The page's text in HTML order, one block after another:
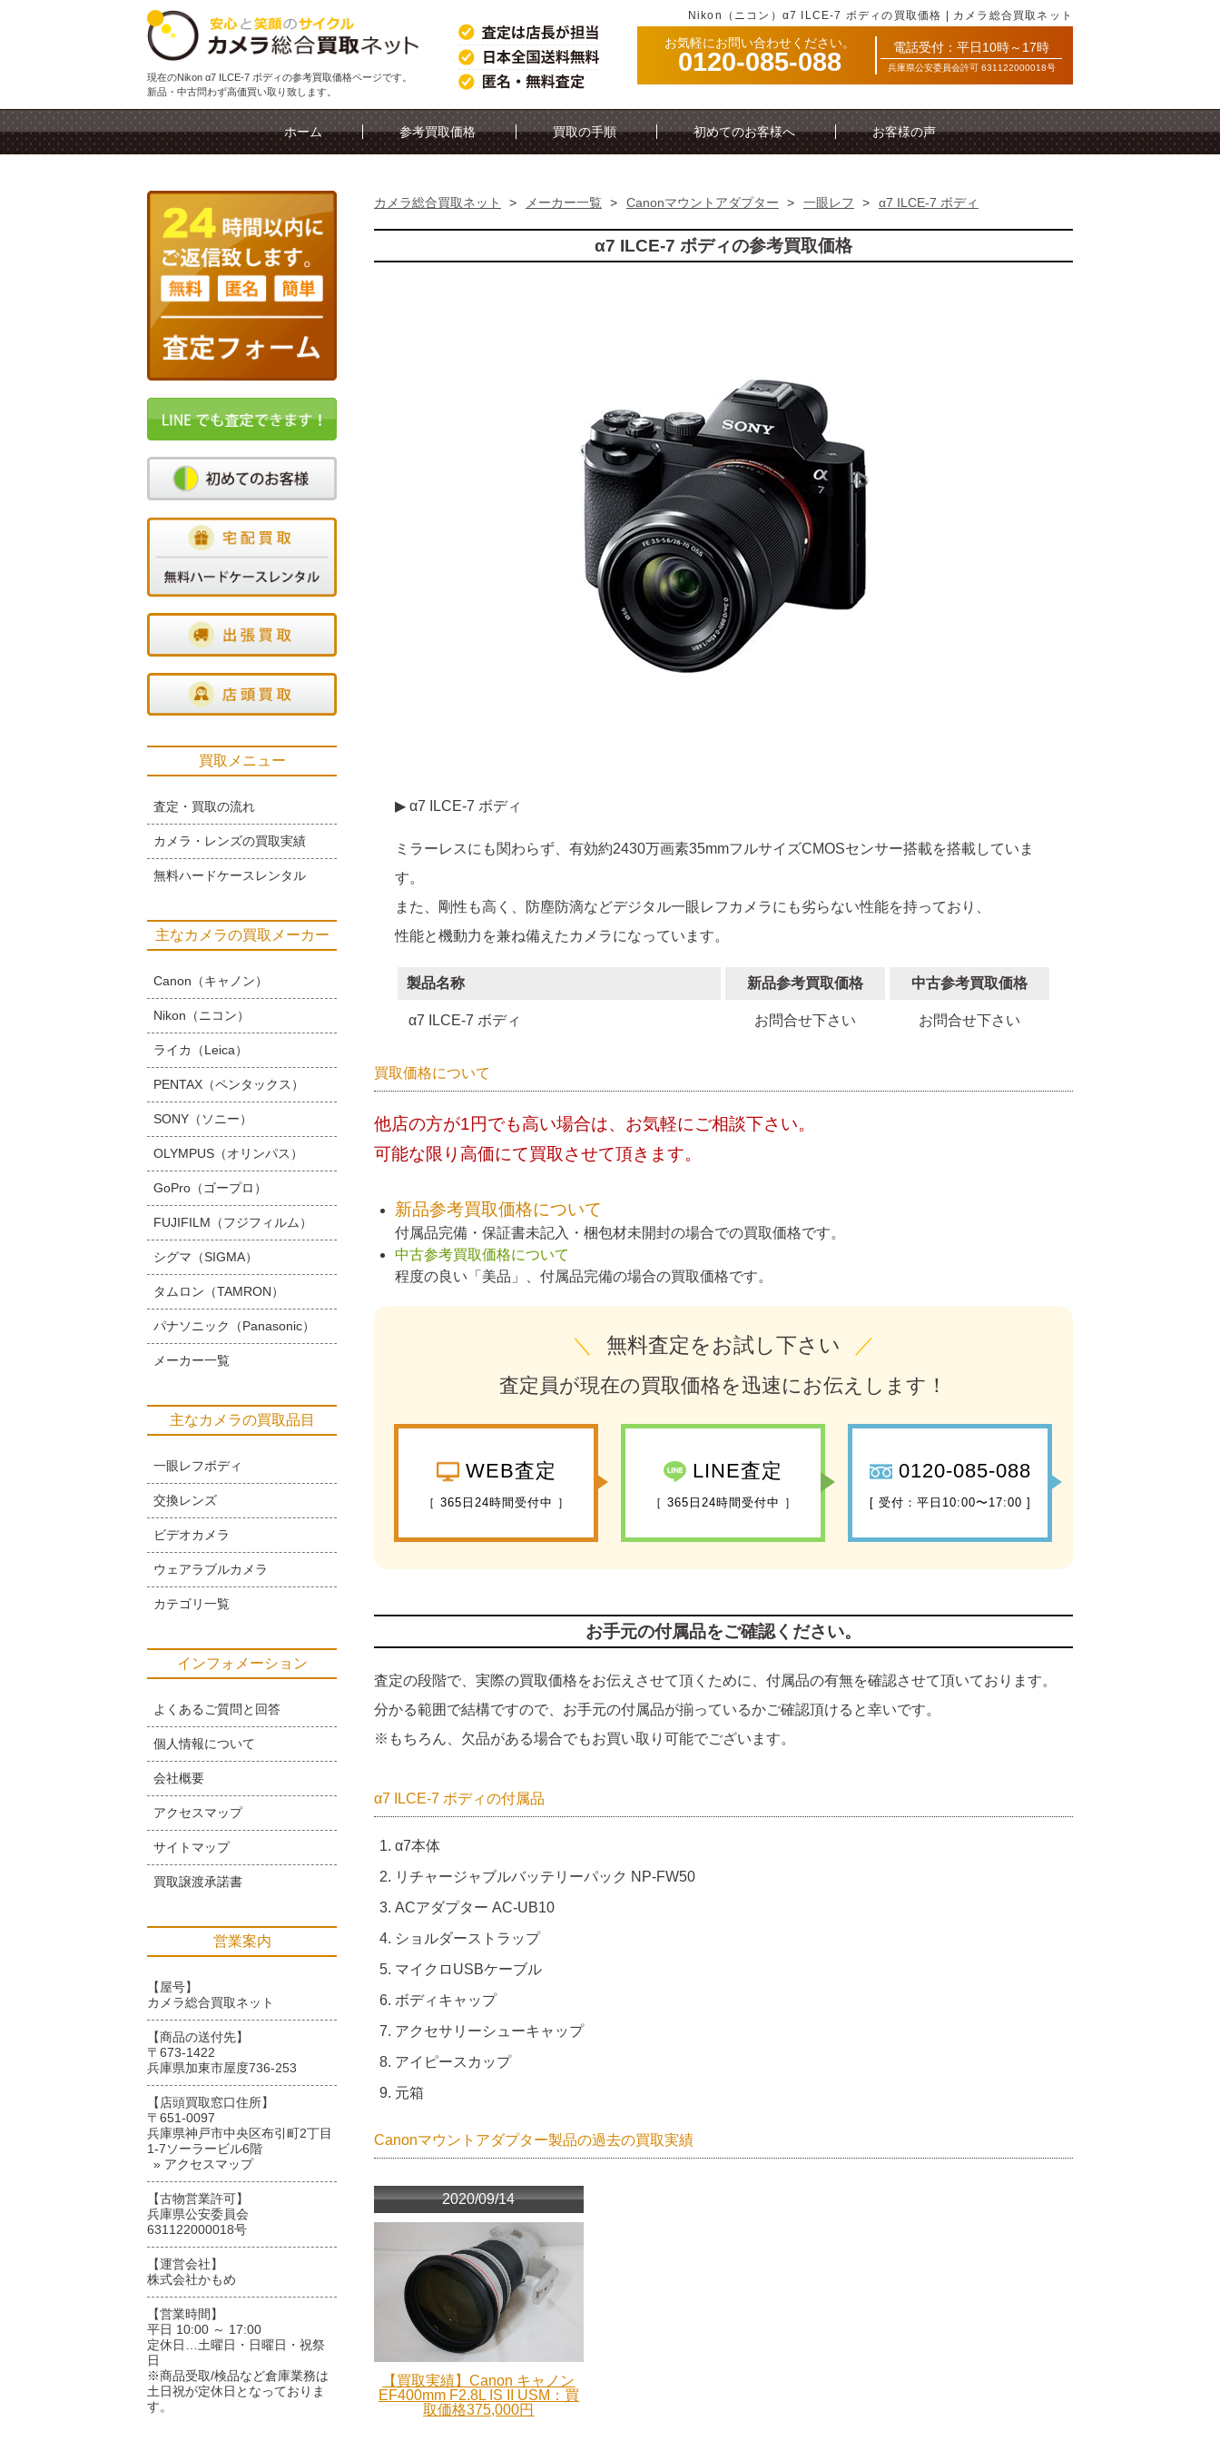
Nikon（ニコン）α7 ILCE-7 ボディの買取価格 | カメラ総合買取ネット
現在のNikon α7 ILCE-7 ボディの参考買取価格ページです。
新品・中古問わず高価買い取り致します。
お気軽にお問い合わせください。
0120-085-088 電話受付：平日10時～17時
兵庫県公安委員会許可 631122000018号
ホーム 参考買取価格 買取の手順 初めてのお客様へ お客様の声
カメラ総合買取ネット > メーカー一覧 > Canonマウントアダプター > 一眼レフ > α7 ILCE-7 ボディ
α7 ILCE-7 ボディの参考買取価格
▶ α7 ILCE-7 ボディ
ミラーレスにも関わらず、有効約2430万画素35mmフルサイズCMOSセンサー搭載を搭載していま
す。
また、剛性も高く、防塵防滴などデジタル一眼レフカメラにも劣らない性能を持っており、
性能と機動力を兼ね備えたカメラになっています。
製品名称 新品参考買取価格 中古参考買取価格
α7 ILCE-7 ボディ お問合せ下さい お問合せ下さい
買取価格について
他店の方が1円でも高い場合は、お気軽にご相談下さい。
可能な限り高価にて買取させて頂きます。
新品参考買取価格について
付属品完備・保証書未記入・梱包材未開封の場合での買取価格です。
中古参考買取価格について
程度の良い「美品」、付属品完備の場合の買取価格です。
＼ 無料査定をお試し下さい ／
査定員が現在の買取価格を迅速にお伝えします！
WEB査定
［ 365日24時間受付中 ］
LINE査定
［ 365日24時間受付中 ］
0120-085-088
[ 受付：平日10:00〜17:00 ]
お手元の付属品をご確認ください。
査定の段階で、実際の買取価格をお伝えさせて頂くために、付属品の有無を確認させて頂いております。
分かる範囲で結構ですので、お手元の付属品が揃っているかご確認頂けると幸いです。
※もちろん、欠品がある場合でもお買い取り可能でございます。
α7 ILCE-7 ボディの付属品
α7本体
リチャージャブルバッテリーパック NP-FW50
ACアダプター AC-UB10
ショルダーストラップ
マイクロUSBケーブル
ボディキャップ
アクセサリーシューキャップ
アイピースカップ
元箱
Canonマウントアダプター製品の過去の買取実績
2020/09/14
【買取実績】Canon キャノン
EF400mm F2.8L IS II USM：買
取価格375,000円
買取メニュー
査定・買取の流れ
カメラ・レンズの買取実績
無料ハードケースレンタル
主なカメラの買取メーカー
Canon（キャノン）
Nikon（ニコン）
ライカ（Leica）
PENTAX（ペンタックス）
SONY（ソニー）
OLYMPUS（オリンパス）
GoPro（ゴープロ）
FUJIFILM（フジフィルム）
シグマ（SIGMA）
タムロン（TAMRON）
パナソニック（Panasonic）
メーカー一覧
主なカメラの買取品目
一眼レフボディ
交換レンズ
ビデオカメラ
ウェアラブルカメラ
カテゴリ一覧
インフォメーション
よくあるご質問と回答
個人情報について
会社概要
アクセスマップ
サイトマップ
買取譲渡承諾書
営業案内
【屋号】
カメラ総合買取ネット
【商品の送付先】
〒673-1422
兵庫県加東市屋度736-253
【店頭買取窓口住所】
〒651-0097
兵庫県神戸市中央区布引町2丁目
1-7ソーラービル6階
» アクセスマップ
【古物営業許可】
兵庫県公安委員会
631122000018号
【運営会社】
株式会社かもめ
【営業時間】
平日 10:00 ～ 17:00
定休日…土曜日・日曜日・祝祭
日
※商品受取/検品など倉庫業務は
土日祝が定休日となっておりま
す。